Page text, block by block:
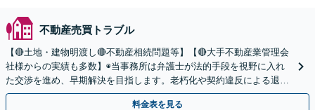
不動産売買トラブル
【🔴土地・建物明渡し🔴不動産相続問題等】【🔴大手不動産業管理会
社様からの実績も多数】◉当事務所は弁護士が法的手段を視野に入れ
た交渉を進め、早期解決を目指します。老朽化や契約違反による退
去・明渡しにも対応しています。
料金表を見る